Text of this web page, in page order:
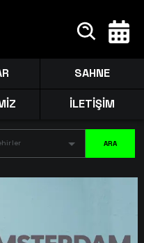
SAHNE
İLETİŞİM
ARA